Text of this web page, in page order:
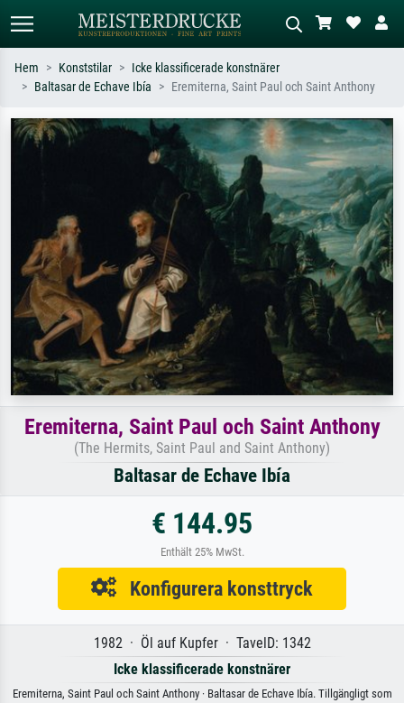
Sök efter konstnär, titel eller stil –
t.ex. Monet, Stjärnenatt,
impressionism, Hokusai-våg, naken.
Beskriv scenen – t.ex. grön äng,
abstrakt med mycket rött, mörk
oljemålning, stående naken bredvid ett
träd.
Hem Konststilar
Icke klassificerade konstnärer
Baltasar de Echave Ibía
Eremiterna, Saint Paul och Saint Anthony
Eremiterna, Saint Paul och Saint Anthony
(The Hermits, Saint Paul and Saint Anthony)
Baltasar de Echave Ibía
€ 144.95
Enthält 25% MwSt.
Konfigurera konsttryck
1982 · Öl auf Kupfer · TavelD: 1342
Icke klassificerade konstnärer
Eremiterna, Saint Paul och Saint Anthony · Baltasar de Echave Ibía. Tillgängligt som